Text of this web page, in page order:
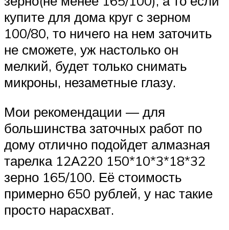
купите для дома круг с зерном
100/80, то ничего на нем заточить
не сможете, уж настолько он
мелкий, будет только снимать
микроны, незаметные глазу.
Мои рекомендации — для
большинства заточных работ по
дому отлично подойдет алмазная
тарелка 12А220 150*10*3*18*32
зерно 165/100. Её стоимость
примерно 650 рублей, у нас такие
просто нарасхват.